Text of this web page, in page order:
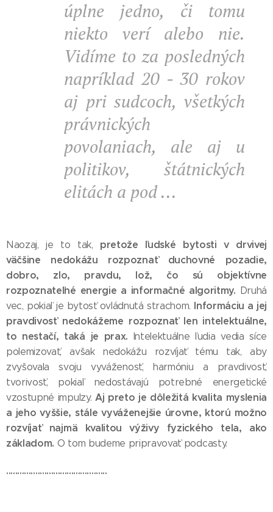
úplne jedno, či tomu
niekto verí alebo nie.
Vidíme to za posledných
napríklad 20 - 30 rokov
aj pri sudcoch, všetkých
právnických
povolaniach, ale aj u
politikov, štátnických
elitách a pod ...
Naozaj, je to tak, pretože ľudské bytosti v drvivej
väčšine nedokážu rozpoznať duchovné pozadie,
dobro, zlo, pravdu, lož, čo sú objektívne
rozpoznateľné energie a informačné algoritmy. Druhá
vec, pokiaľ je bytosť ovládnutá strachom. Informáciu a jej
pravdivosť nedokážeme rozpoznať len intelektuálne,
to nestačí, taká je prax. Intelektuálne ľudia vedia síce
polemizovať, avšak nedokážu rozvíjať tému tak, aby
zvyšovala svoju vyváženosť, harmóniu a pravdivosť,
tvorivosť, pokiaľ nedostávajú potrebné energetické
vzostupné impulzy. Aj preto je dôležitá kvalita myslenia
a jeho vyššie, stále vyváženejšie úrovne, ktorú možno
rozvíjať najmä kvalitou výživy fyzického tela, ako
základom. O tom budeme pripravovať podcasty.
.............................................